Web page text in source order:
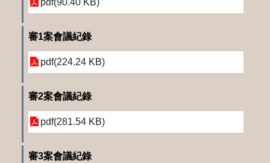
pdf(90.40 KB)
審1案會議紀錄
pdf(224.24 KB)
審2案會議紀錄
pdf(281.54 KB)
審3案會議紀錄